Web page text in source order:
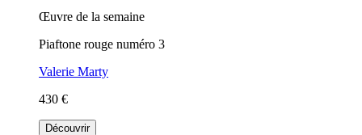
Œuvre de la semaine
Piaftone rouge numéro 3
Valerie Marty
430 €
Découvrir